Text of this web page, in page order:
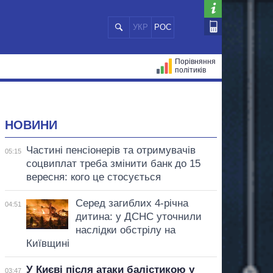
УКР РОС
Порівняння
політиків
НОВИНИ
05:15
Частині пенсіонерів та отримувачів
соцвиплат треба змінити банк до 15
вересня: кого це стосується
04:51
Серед загиблих 4-річна
дитина: у ДСНС уточнили
наслідки обстрілу на
Київщині
03:47
У Києві після атаки балістикою у